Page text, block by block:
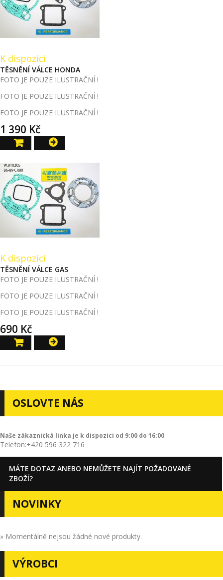
K dispozici
TĚSNĚNÍ VÁLCE HONDA
FOTO JE POUZE ILUSTRAČNÍ !
FOTO JE POUZE ILUSTRAČNÍ !
FOTO JE POUZE ILUSTRAČNÍ !
1 390 Kč
K dispozici
TĚSNĚNÍ VÁLCE GAS
FOTO JE POUZE ILUSTRAČNÍ !
FOTO JE POUZE ILUSTRAČNÍ !
FOTO JE POUZE ILUSTRAČNÍ !
690 Kč
OSLOVTE NÁS
Naše zákaznická linka je k dispozici od 9:00 do 16:00
Telefon:+420 596 322 716
MÁTE DOTAZ ANEBO NEMŮŽETE NAJÍT POŽADOVANÉ
ZBOŽÍ?
NOVINKY
» Momentálně nejsou žádné nové produkty.
VÝROBCI